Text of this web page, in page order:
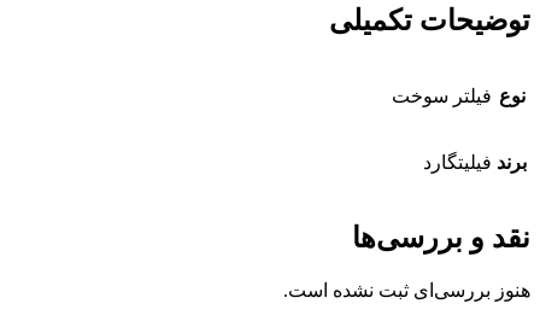
توضیحات تکمیلی
نوع فیلتر سوخت
برند فیلیتگارد
نقد و بررسی‌ها
هنوز بررسی‌ای ثبت نشده است.